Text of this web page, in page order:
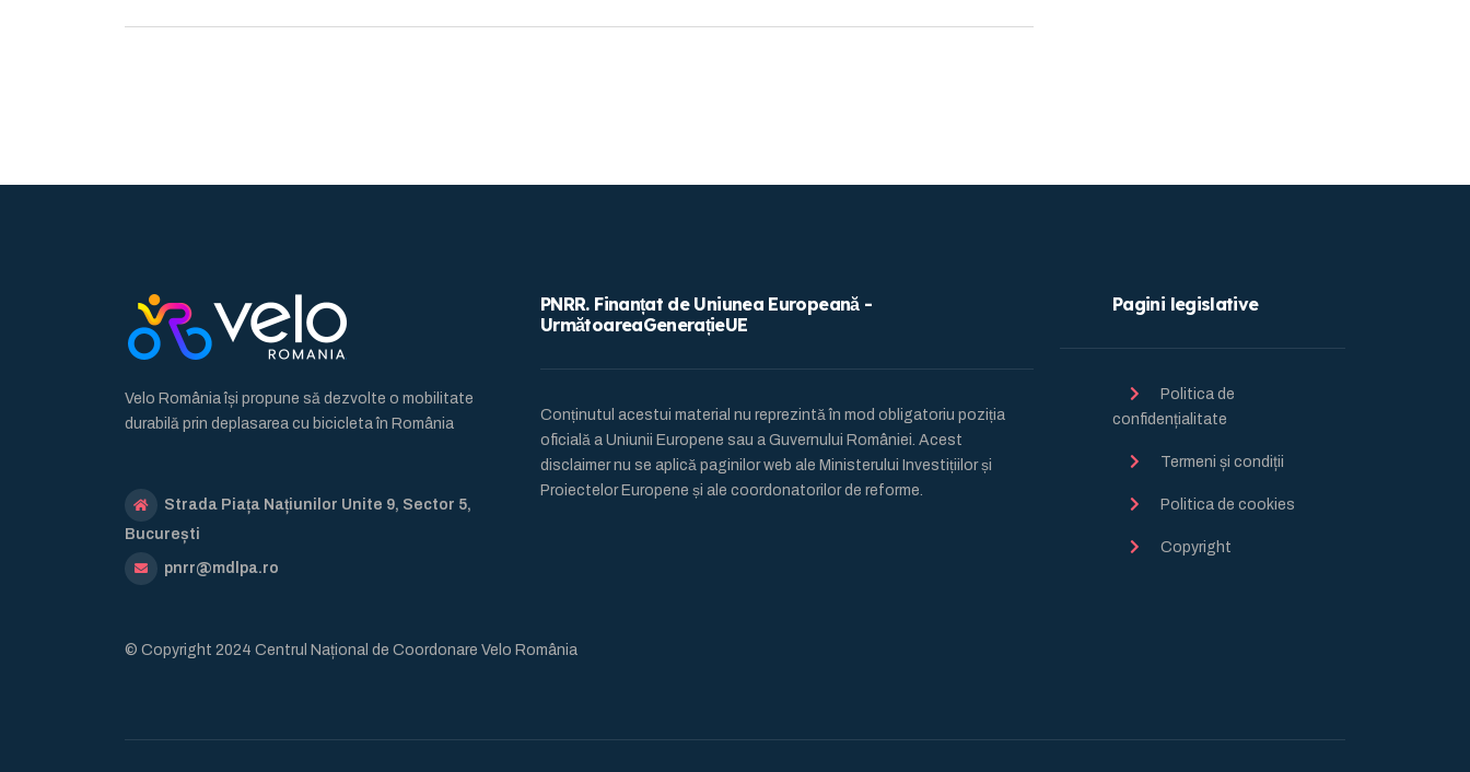
Velo România își propune să dezvolte o mobilitate
durabilă prin deplasarea cu bicicleta în România
Strada Piața Națiunilor Unite 9, Sector 5,
București
pnrr@mdlpa.ro
PNRR. Finanțat de Uniunea Europeană -
UrmătoareaGenerațieUE
Conținutul acestui material nu reprezintă în mod obligatoriu poziția
oficială a Uniunii Europene sau a Guvernului României. Acest
disclaimer nu se aplică paginilor web ale Ministerului Investițiilor și
Proiectelor Europene și ale coordonatorilor de reforme.
Pagini legislative
Politica de
confidențialitate
Termeni și condiții
Politica de cookies
Copyright
© Copyright 2024 Centrul Național de Coordonare Velo România